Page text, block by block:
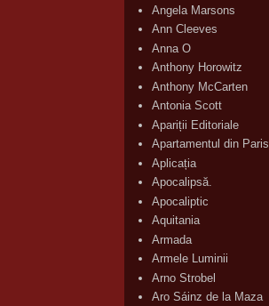
Angela Marsons
Ann Cleeves
Anna O
Anthony Horowitz
Anthony McCarten
Antonia Scott
Apariții Editoriale
Apartamentul din Paris
Aplicația
Apocalipsă.
Apocaliptic
Aquitania
Armada
Armele Luminii
Arno Strobel
Aro Sáinz de la Maza